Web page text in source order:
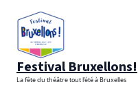
contenu
Festival Bruxellons!
La fête du théâtre tout l'été à Bruxelles